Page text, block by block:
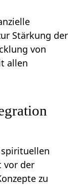
Stärkung der
von
allen
vor der
zu